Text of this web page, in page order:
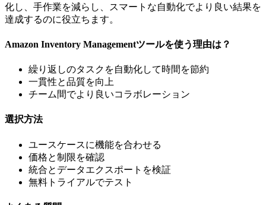
化し、手作業を減らし、スマートな自動化でより良い結果を
達成するのに役立ちます。
Amazon Inventory Managementツールを使う理由は？
繰り返しのタスクを自動化して時間を節約
一貫性と品質を向上
チーム間でより良いコラボレーション
選択方法
ユースケースに機能を合わせる
価格と制限を確認
統合とデータエクスポートを検証
無料トライアルでテスト